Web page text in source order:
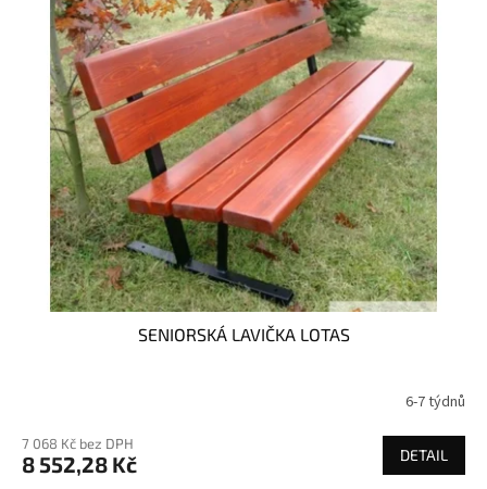
SENIORSKÁ LAVIČKA LOTAS
6-7 týdnů
7 068 Kč bez DPH
8 552,28 Kč DETAIL